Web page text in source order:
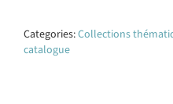
Categories:Collections
catalogue